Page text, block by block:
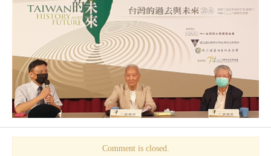
台灣史料中心
Comment is closed.